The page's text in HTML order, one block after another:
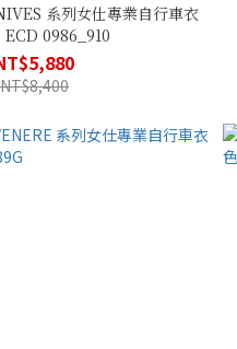
系列女仕專業自行車衣
ECD 0986_910
NT$8,400